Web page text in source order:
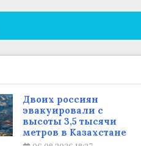
Двоих россиян
эвакуировали с
высоты 3,5 тысячи
метров в Казахстане